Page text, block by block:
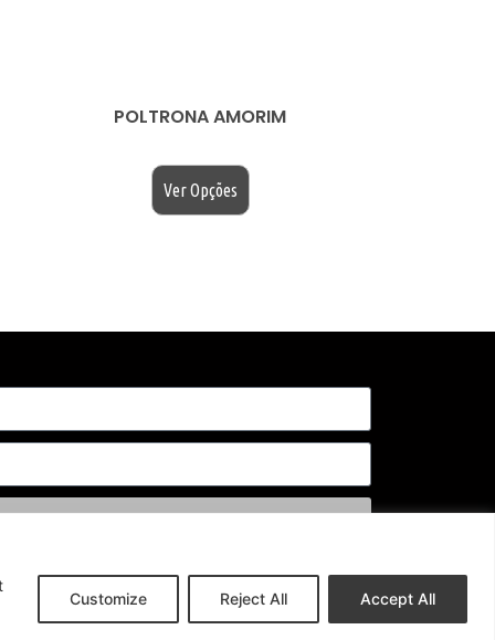
Customize Reject All Accept All
POLTRONA AMORIM
Ver Opções
Enviar
Política de Privacidade